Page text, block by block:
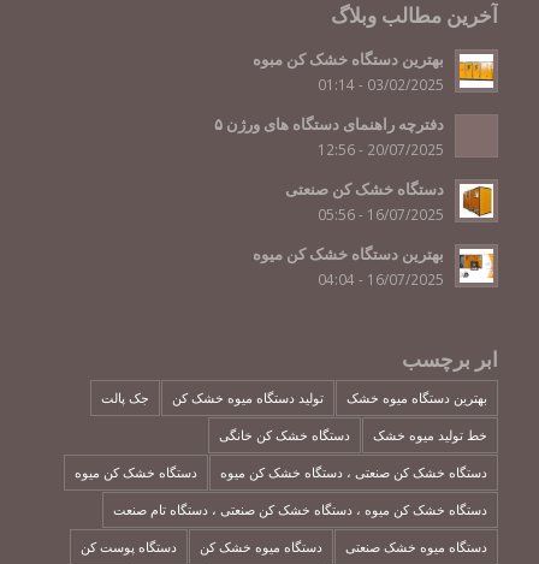
آخرین مطالب وبلاگ
بهترین دستگاه خشک کن مبوه
03/02/2025 - 01:14
دفترچه راهنمای دستگاه های ورژن ۵
20/07/2025 - 12:56
دستگاه خشک کن صنعتی
16/07/2025 - 05:56
بهترین دستگاه خشک کن میوه
16/07/2025 - 04:04
ابر برچسب
بهترین دستگاه میوه خشک تولید دستگاه میوه خشک کن جک پالت
خط تولید میوه خشک دستگاه خشک کن خانگی
دستگاه خشک کن صنعتی ، دستگاه خشک کن میوه دستگاه خشک کن میوه
دستگاه خشک کن میوه ، دستگاه خشک کن صنعتی ، دستگاه تام صنعت
دستگاه میوه خشک صنعتی دستگاه میوه خشک کن دستگاه پوست کن